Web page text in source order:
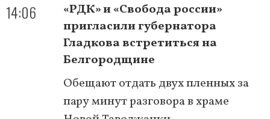
14:06
«РДК» и «Свобода россии»
пригласили губернатора
Гладкова встретиться на
Белгородщине
Обещают отдать двух пленных за
пару минут разговора в храме